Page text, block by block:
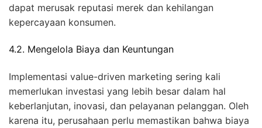
dapat merusak reputasi merek dan kehilangan
kepercayaan konsumen.
4.2. Mengelola Biaya dan Keuntungan
Implementasi value-driven marketing sering kali
memerlukan investasi yang lebih besar dalam hal
keberlanjutan, inovasi, dan pelayanan pelanggan. Oleh
karena itu, perusahaan perlu memastikan bahwa biaya